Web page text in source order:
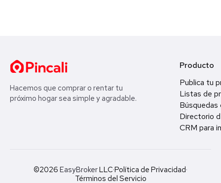
Hacemos que comprar o rentar tu
próximo hogar sea simple y agradable.
Producto
Publica tu
Listas de
Búsquedas
Directorio
CRM para
©2026 EasyBrokerLLC·Política de Privacidad·
Términos del Servicio